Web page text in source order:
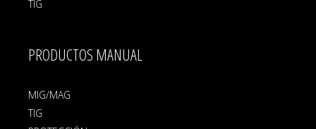
TIG
PRODUCTOS MANUAL
MIG/MAG
TIG